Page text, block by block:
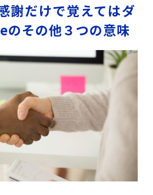
だけで覚えてはダ
その他３つの意味